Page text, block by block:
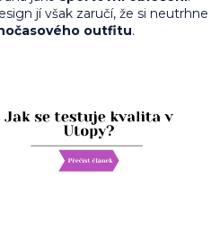
jí však zaručí, že si neutrhne
outfitu.